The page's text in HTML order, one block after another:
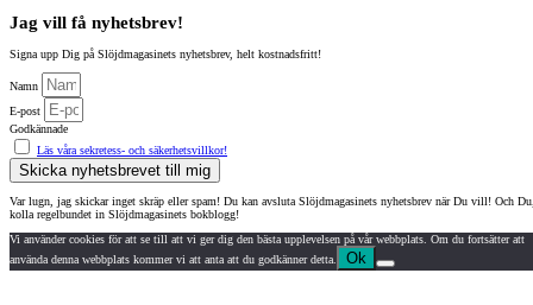
Jag vill få nyhetsbrev!
Signa upp Dig på Slöjdmagasinets nyhetsbrev, helt kostnadsfritt!
Namn
E-post
Godkännade
Läs våra sekretess- och säkerhetsvillkor!
Skicka nyhetsbrevet till mig
Var lugn, jag skickar inget skräp eller spam! Du kan avsluta Slöjdmagasinets nyhetsbrev när Du vill! Och
kolla regelbundet in Slöjdmagasinets bokblogg!
Vi använder cookies för att se till att vi ger dig den bästa upplevelsen på vår webbplats. Om du fortsätter att
använda denna webbplats kommer vi att anta att du godkänner detta.
Ok